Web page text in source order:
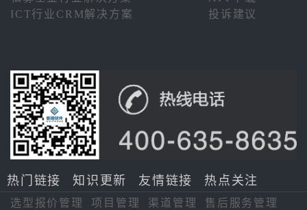
ICT行业CRM解决方案
投诉建议
热门链接 知识更新 友情链接 热点关注
选型报价管理 项目管理 渠道管理 售后服务管理